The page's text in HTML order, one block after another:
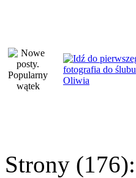
fotografia do ślubu
Oliwia
Strony (176):